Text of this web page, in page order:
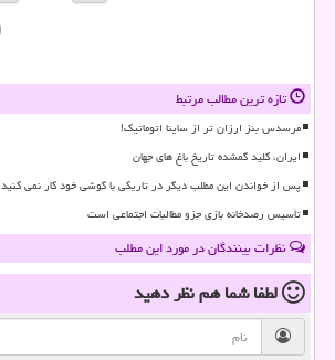
تازه ترین مطالب مرتبط
مرسدس بنز ارزان تر از ساینا اتوماتیک!
ایران، کلید گمشده تاریخ باغ های جهان
پس از خواندن این مطلب دیگر در تاریکی با گوشی خود کار نمی کنید
تأسیس رصدخانه بازی جزو مطالبات اجتماعی است
نظرات بینندگان در مورد این مطلب
لطفا شما همنظر دهید